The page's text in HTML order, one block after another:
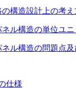
の構造設計上の考え
ネル構造の単位ユ
ネル構造の問題点
仕様